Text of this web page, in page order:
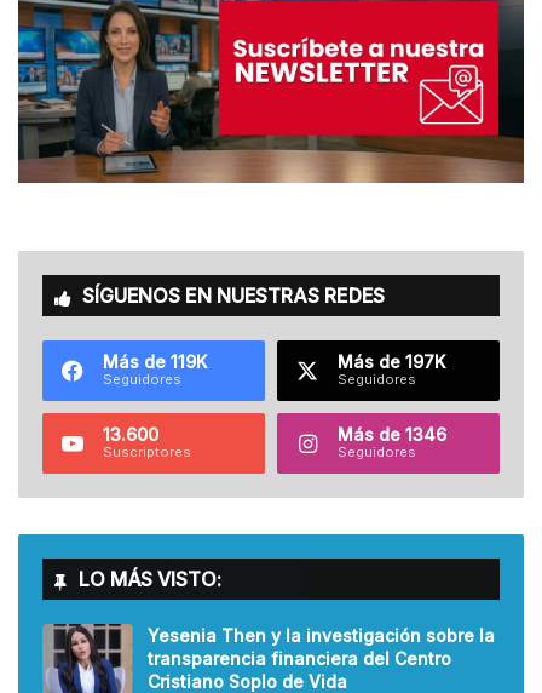
SÍGUENOS EN NUESTRAS REDES
Más de 119K
Seguidores
Más de 197K
Seguidores
13.600
Suscriptores
Más de 1346
Seguidores
LO MÁS VISTO:
Yesenia Then y la investigación sobre la
transparencia financiera del Centro
Cristiano Soplo de Vida